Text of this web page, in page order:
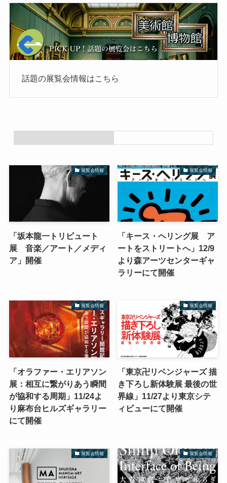
話題の展覧会情報はこちら
展覧会情報
「坂本龍一トリビュート
展 音楽／アート／メディ
ア」開催
展覧会情報
「キース・ヘリング展 ア
ートをストリートへ」12/9
より森アーツセンターギャ
ラリーにて開催
展覧会情報
「オラファー・エリアソン
展：相互に繋がりあう瞬間
が協和する周期」11/24よ
り麻布台ヒルズギャラリー
にて開催
展覧会情報
「東京卍リベンジャーズ 描
き下ろし新体験展 最後の世
界線」11/27より東京シテ
ィビューにて開催
展覧会情報 展覧会情報